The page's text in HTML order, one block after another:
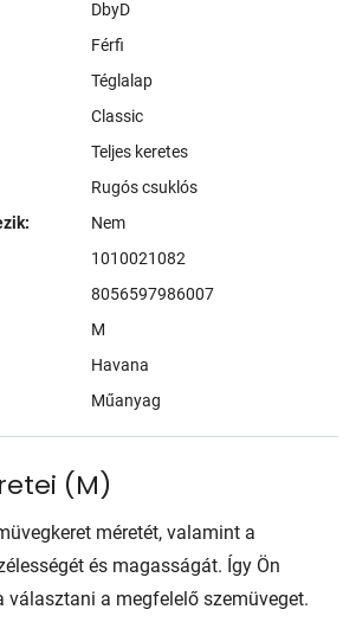
DbyD
Férfi
Téglalap
Classic
Teljes keretes
Rugós csuklós
Nem
1010021082
8056597986007
M
Havana
Műanyag
(M)
méretét, valamint a
és magasságát. Így Ön
választani a megfelelő szemüveget.